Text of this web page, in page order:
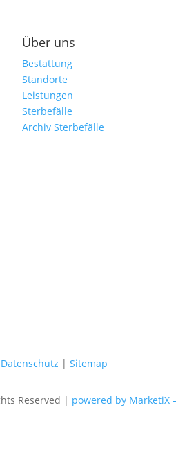
Über uns
Bestattung
Standorte
Leistungen
Sterbefälle
Archiv Sterbefälle
Datenschutz | Sitemap
Reserved | powered by MarketiX